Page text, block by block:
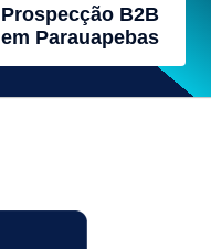
Prospecção B2B
em Parauapebas